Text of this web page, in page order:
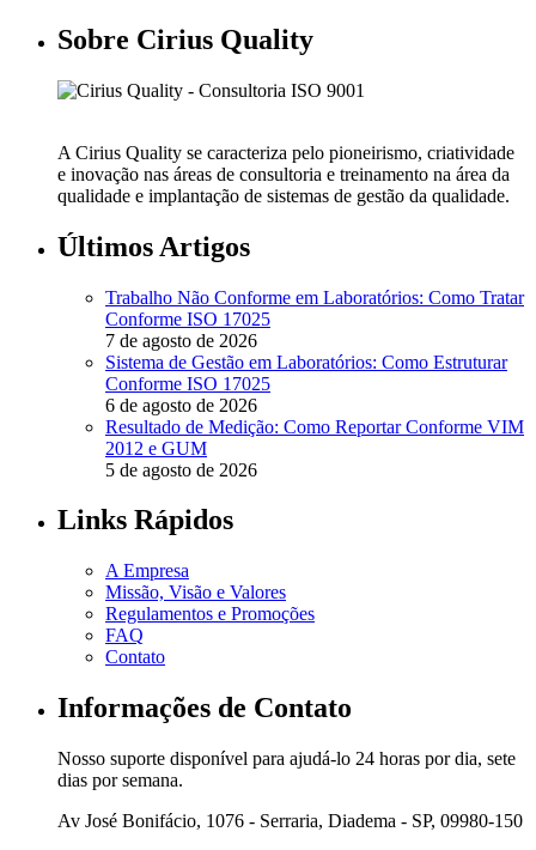
Sobre Cirius Quality
A Cirius Quality se caracteriza pelo pioneirismo, criatividade
e inovação nas áreas de consultoria e treinamento na área da
qualidade e implantação de sistemas de gestão da qualidade.
Últimos Artigos
Trabalho Não Conforme em Laboratórios: Como Tratar
Conforme ISO 17025
7 de agosto de 2026
Sistema de Gestão em Laboratórios: Como Estruturar
Conforme ISO 17025
6 de agosto de 2026
Resultado de Medição: Como Reportar Conforme VIM
2012 e GUM
5 de agosto de 2026
Links Rápidos
A Empresa
Missão, Visão e Valores
Regulamentos e Promoções
FAQ
Contato
Informações de Contato
Nosso suporte disponível para ajudá-lo 24 horas por dia, sete
dias por semana.
Av José Bonifácio, 1076 - Serraria, Diadema - SP, 09980-150